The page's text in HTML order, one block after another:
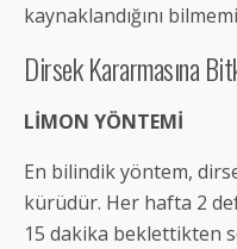
kaynaklandığını
Dirsek Kararmasına
LİMON YÖNTEMİ
En bilindik yöntem,
kürüdür. Her hafta 2
15 dakika beklettikten